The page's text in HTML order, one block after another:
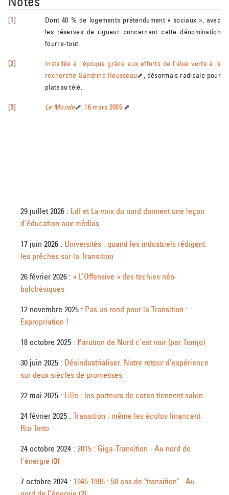
[1]
Dont 40 % de logements prétendument « sociaux », avec
les réserves de rigueur concernant cette dénomination
fourre-tout.
[2]
Installée à l’époque grâce aux efforts de l’élue verte à la
recherche Sandrine Rousseau
, désormais radicale pour
plateau télé.
[3] Le Monde , 16 mars 2005.
29 juillet 2026 : Edf et La voix du nord donnent une leçon
d’éducation aux médias
17 juin 2026 : Universités : quand les industriels rédigent
les prêches sur la Transition
26 février 2026 : « L’Offensive » des techies néo-
bolchéviques
12 novembre 2025 : Pas un rond pour la Transition :
Expropriation !
18 octobre 2025 : Parution de Nord c’est noir (par Tomjo)
30 juin 2025 : Désindustrialiser. Notre retour d’expérience
sur deux siècles de promesses
22 mai 2025 : Lille : les porteurs de coran tiennent salon
24 février 2025 : Transition : même les écolos financent
Rio Tinto
24 octobre 2024 : 2015 : Giga-Transition - Au nord de
l’énergie (3)
7 octobre 2024 : 1945-1995 : 50 ans de "transition" - Au